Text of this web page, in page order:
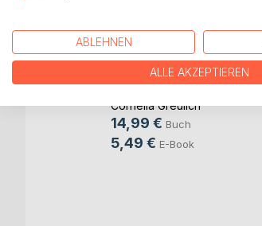
Die Mutsteine
Cornelia Greulich
14,99 € Buch
5,49 € E-Book
ABLEHNEN
ALLE AKZEPTIEREN